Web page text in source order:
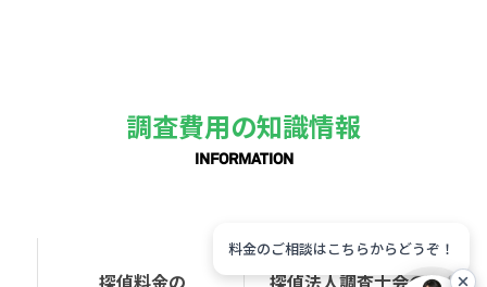
調査費用の知識情報
INFORMATION
探偵料金の 探偵法人調査士会の
料金のご相談はこちらからどうぞ！